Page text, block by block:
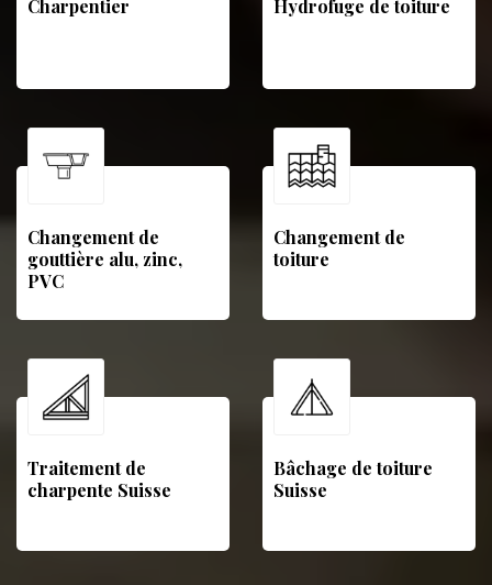
Charpentier Hydrofuge de toiture
Changement de
gouttière alu, zinc,
PVC
Changement de
toiture
Traitement de
charpente Suisse
Bâchage de toiture
Suisse